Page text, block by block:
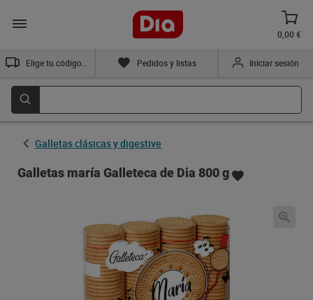
0,00 €
Pedidos y listas Iniciar sesión
Galletas clásicas y digestive
Galletas maría Galleteca de Dia 800 g